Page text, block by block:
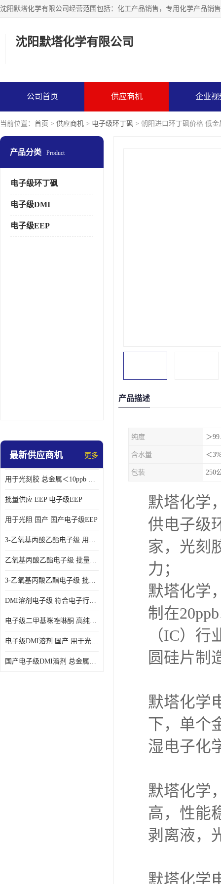
沈阳默塔化学有限公司
公司首页 供应商机 企业视
当前位置： 首页 > 供应商机 > 电子级环丁砜 > 朝阳进口环丁砜价格 低金
产品分类 Product
电子级环丁砜
电子级DMI
电子级EEP
最新供应商机 更多
用于光刻胶 总金属＜10ppb 电子级EEP溶剂
批量供应 EEP 电子级EEP
用于光阻 国产 国产电子级EEP
3-乙氧基丙酸乙酯电子级 用于剥离液 国产
乙氧基丙酸乙酯电子级 批量供应 电子级
3-乙氧基丙酸乙酯电子级 批量供应
DMI溶剂电子级 符合电子行业要求
电子级二甲基咪唑啉酮 高纯度 用于光阻
电子级DMI溶剂 国产 用于光刻胶
国产电子级DMI溶剂 总金属小于20ppb 用于半导体清洗
产品描述
纯度 ＞
含水量 ＜
包装 250
默塔化学
供电子级
家，光刻
力；
默塔化学
制在
（IC）
圆硅片制
默塔化学
下，单个
湿电子化
默塔化学
高，性能
剥离液，
默塔化学